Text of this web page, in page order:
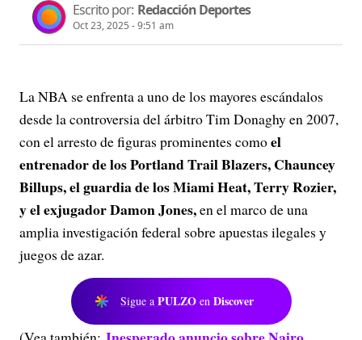
Escrito por: Redacción Deportes
Oct 23, 2025 - 9:51 am
La NBA se enfrenta a uno de los mayores escándalos
desde la controversia del árbitro Tim Donaghy en 2007,
con el arresto de figuras prominentes comoel
entrenador de los Portland Trail Blazers, Chauncey
Billups, el guardia de los Miami Heat, Terry Rozier,
y el exjugador Damon Jones,en el marco de una
amplia investigación federal sobre apuestas ilegales y
juegos de azar.
Sigue a PULZO en Discover